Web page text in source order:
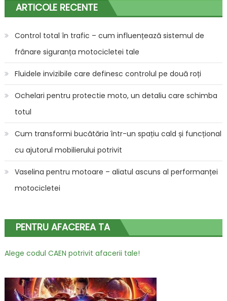
ARTICOLE RECENTE
Control total în trafic – cum influențează sistemul de
frânare siguranța motocicletei tale
Fluidele invizibile care definesc controlul pe două roți
Ochelari pentru protectie moto, un detaliu care schimba
totul
Cum transformi bucătăria într-un spațiu cald și funcțional
cu ajutorul mobilierului potrivit
Vaselina pentru motoare – aliatul ascuns al performanței
motocicletei
PENTRU AFACEREA TA
Alege codul CAEN potrivit afacerii tale!